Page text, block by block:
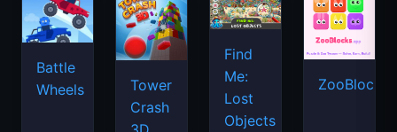
Battle
Wheels
Tower
Crash
Find
Me:
Lost
Objects
ZooBlocks